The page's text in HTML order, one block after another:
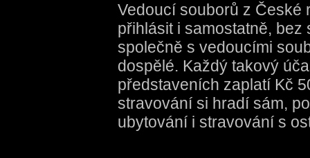
Vedoucí souborů z České
přihlásit i samostatně,
společně s vedoucími
dospělé. Každý takový
představeních zaplatí Kč
stravování si hradí sám,
ubytování i stravování s